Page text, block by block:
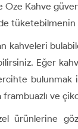
Kahve
tüketebilmenin
kahveleri
Eğer
bulunmak
frambuazlı ve
ürünlerine